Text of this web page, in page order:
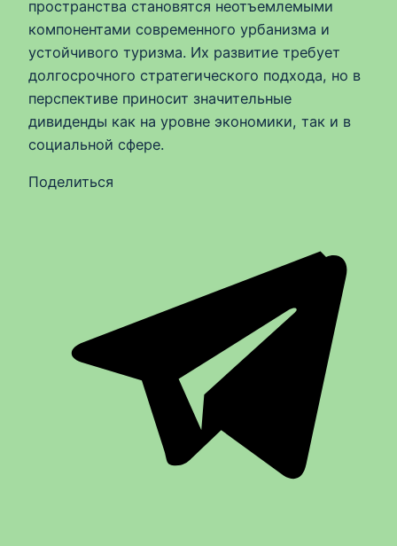
пространства становятся неотъемлемыми
компонентами современного урбанизма и
устойчивого туризма. Их развитие требует
долгосрочного стратегического подхода, но в
перспективе приносит значительные
дивиденды как на уровне экономики, так и в
социальной сфере.
Поделиться